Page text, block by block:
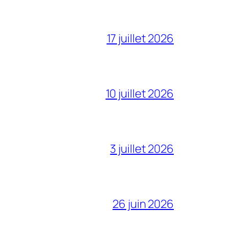
17 juillet 2026
10 juillet 2026
3 juillet 2026
26 juin 2026